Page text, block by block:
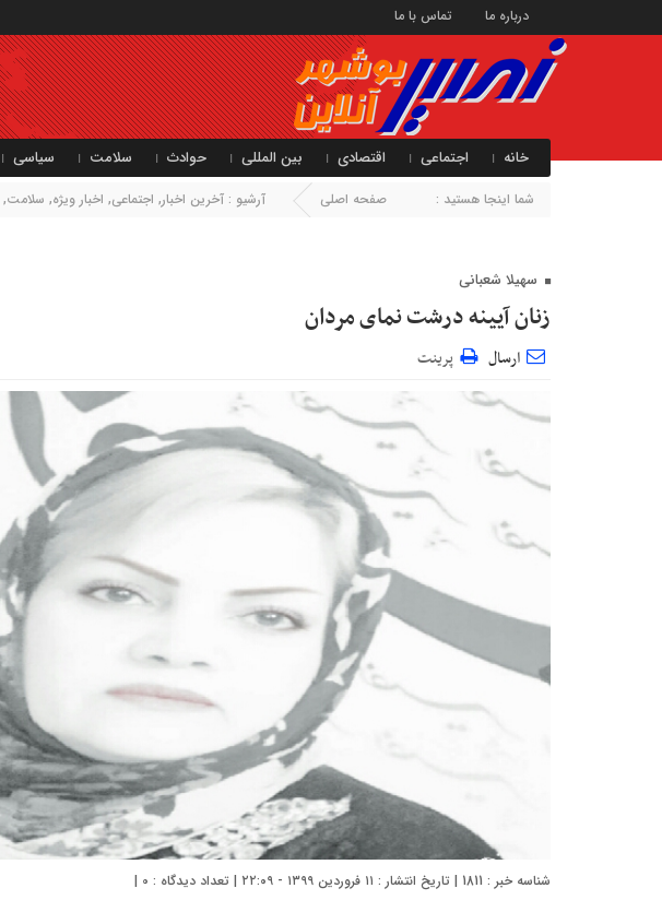
درباره ما تماس با ما
خانه اجتماعی اقتصادی بین المللی حوادث سلامت سیاسی
شما اینجا هستید : صفحه اصلی آرشیو : آخرین اخبار, اجتماعی, اخبار ویژه, سلامت,
سهیلا شعبانی
زنان آیینه درشت نمای مردان
ارسال پرینت
شناسه خبر : 1811 | تاریخ انتشار : ۱۱ فروردین ۱۳۹۹ - ۲۲:۰۹ | تعداد دیدگاه : 0
|